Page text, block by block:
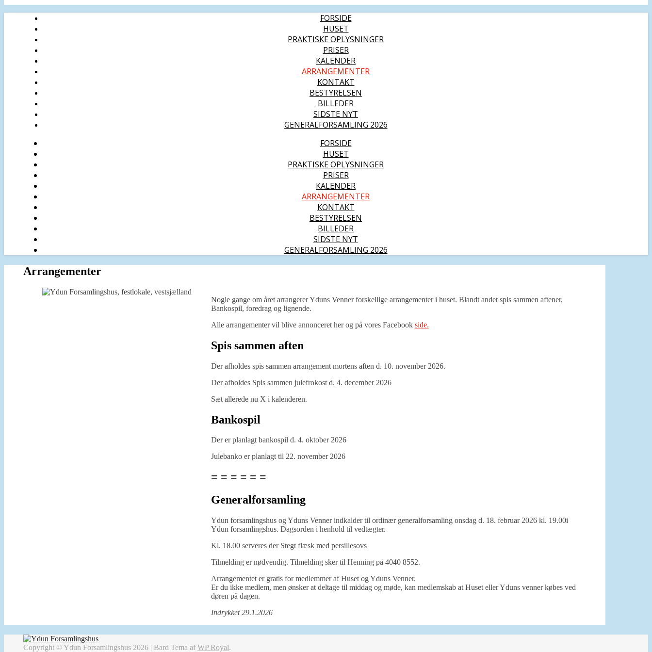
FORSIDE
HUSET
PRAKTISKE OPLYSNINGER
PRISER
KALENDER
ARRANGEMENTER
KONTAKT
BESTYRELSEN
BILLEDER
SIDSTE NYT
GENERALFORSAMLING 2026
FORSIDE
HUSET
PRAKTISKE OPLYSNINGER
PRISER
KALENDER
ARRANGEMENTER
KONTAKT
BESTYRELSEN
BILLEDER
SIDSTE NYT
GENERALFORSAMLING 2026
Arrangementer
Nogle gange om året arrangerer Yduns Venner forskellige arrangementer i huset. Blandt andet spis sammen aftener,
Bankospil, foredrag og lignende.
Alle arrangementer vil blive annonceret her og på vores Facebook side.
Spis sammen aften
Der afholdes spis sammen arrangement mortens aften d. 10. november 2026.
Der afholdes Spis sammen julefrokost d. 4. december 2026
Sæt allerede nu X i kalenderen.
Bankospil
Der er planlagt bankospil d. 4. oktober 2026
Julebanko er planlagt til 22. november 2026
= = = = = =
Generalforsamling
Ydun forsamlingshus og Yduns Venner indkalder til ordinær generalforsamling onsdag d. 18. februar 2026 kl. 19.00i
Ydun forsamlingshus. Dagsorden i henhold til vedtægter.
Kl. 18.00 serveres der Stegt flæsk med persillesovs
Tilmelding er nødvendig. Tilmelding sker til Henning på 4040 8552.
Arrangementet er gratis for medlemmer af Huset og Yduns Venner.
Er du ikke medlem, men ønsker at deltage til middag og møde, kan medlemskab at Huset eller Yduns venner købes ved
døren på dagen.
Indrykket 29.1.2026
Copyright © Ydun Forsamlingshus 2026 | Bard Tema afWP Royal.